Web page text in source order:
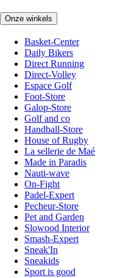
Onze winkels
Basket-Center
Daily Bikers
Direct Running
Direct-Volley
Espace Golf
Foot-Store
Galop-Store
Golf and co
Handball-Store
House of Rugby
La sellerie de Maé
Made in Paradis
Nauti-wave
On-Fight
Padel-Expert
Pecheur-Store
Pet and Garden
Slowood Interior
Smash-Expert
Sneak'In
Sneakids
Sport is good